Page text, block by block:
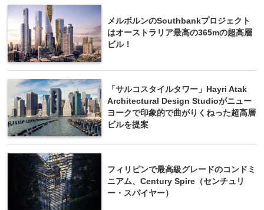
メルボルンのSouthbankプロジェクト
はオーストラリア最高の365mの超高層
ビル！
「サルコスタイルタワー」Hayri Atak
Architectural Design Studioがニュー
ヨークで印象的で曲がりくねった超高層
ビルを提案
フィリピンで最高級グレードのコンドミ
ニアム、Century Spire（センチュリ
ー・スパイヤー）